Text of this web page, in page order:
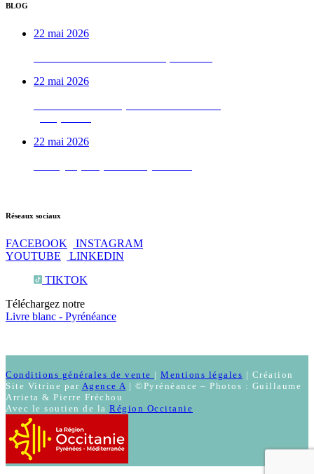
BLOG
22 mai 2026
22 mai 2026
22 mai 2026
Réseaux sociaux
FACEBOOK
INSTAGRAM
YOUTUBE
LINKEDIN
TIKTOK
Téléchargez notre
Livre blanc - Pyrénéance
Conditions générales de vente | Mentions légales | Création
Site Vitrine par Agence A | ©Pyrénéance – Photos : Guillaume
Arrieta & Pierre Fréchou
Avec le soutien de la Région Occitanie